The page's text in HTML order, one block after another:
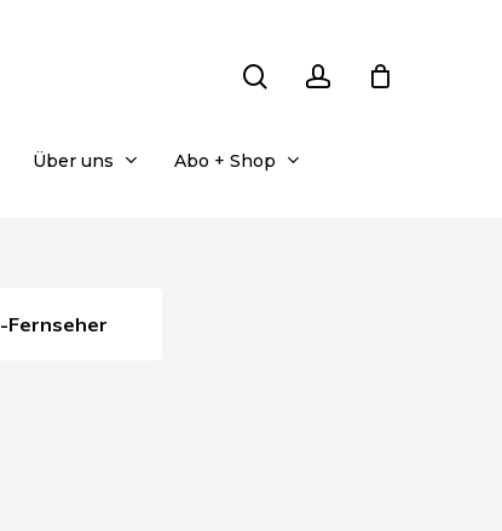
Über uns Abo + Shop
Fernseher